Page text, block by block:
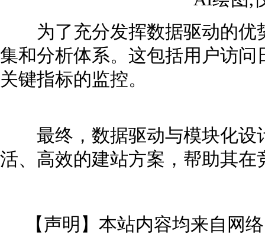
为了充分发挥数据驱动的优
集和分析体系。这包括用户访
关键指标的监控。
最终，数据驱动与模块化设
活、高效的建站方案，帮助其
【声明】本站内容均来自网